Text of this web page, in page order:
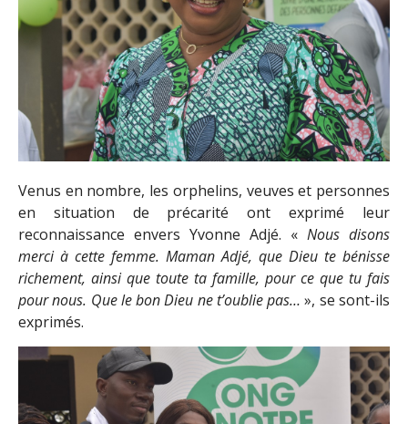
Venus en nombre, les orphelins, veuves et personnes
en situation de précarité ont exprimé leur
reconnaissance envers Yvonne Adjé. « Nous disons
merci à cette femme. Maman Adjé, que Dieu te bénisse
richement, ainsi que toute ta famille, pour ce que tu fais
pour nous. Que le bon Dieu ne t’oublie pas… », se sont-ils
exprimés.